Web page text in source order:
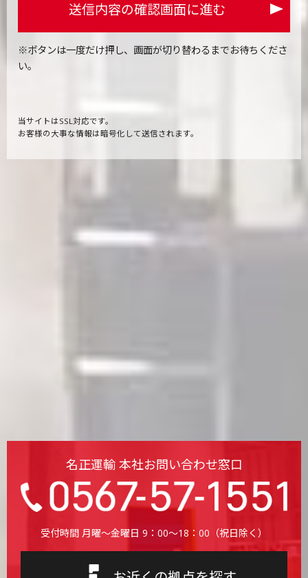
正な手段により個人情報を取得し、その利用目的の範囲
内でかつ業務の遂行上必要な限りにおいて利用及び提供
いたします。
アクセスログの取り扱いについて
当サイトでは、ヤフー株式会社をはじめとする第三者か
ら配信される広告が掲載される場合があり、これに関連
して、当該第三者が、当サイトを訪問したユーザーのク
ッキー情報等を取得し、利用している場合があります。
当該第三者によって取得されたクッキー情報等は、当該
れたオプトアウトページにアクセスして、当該第三者に
ができます。
ヤフー株式会社
ナリティクスはデータの収集のためにCookieを使用して
います。 このデータは匿名で収集されており、個人を特
Google Analyticsの利用規約
https://marketingplatform.google.com/about/analyti
cs/terms/jp/
Googleのプライバシーポリシー
https://policies.google.com/privacy?hl=ja
https://tools.google.com/dlpage/gaoptout?hl=ja
3.安全対策の実施
送信内容の確認画面に進む
※ボタンは一度だけ押し、画面が切り替わるまでお待ちくださ
い。
当サイトはSSL対応です。
お客様の大事な情報は暗号化して送信されます。
名正運輸 本社お問い合わせ窓口
受付時間 月曜〜金曜日 9：00〜18：00（祝日除く）